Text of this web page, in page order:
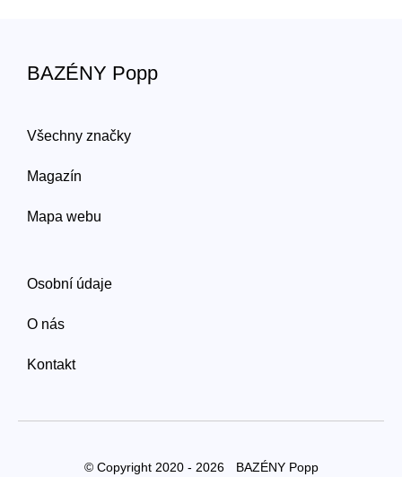
BAZÉNY Popp
Všechny značky
Magazín
Mapa webu
Osobní údaje
O nás
Kontakt
© Copyright 2020 - 2026 BAZÉNY Popp